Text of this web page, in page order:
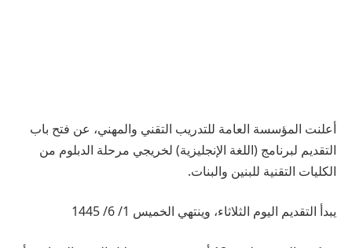
أعلنت المؤسسة العامة للتدريب التقني والمهني، عن فتح باب
التقديم لبرنامج (اللغة الإنجليزية) لخريجي مرحلة الدبلوم من
الكليات التقنية للبنين والبنات.
يبدأ التقديم اليوم الثلاثاء، وينتهي الخميس 1/ 6/ 1445